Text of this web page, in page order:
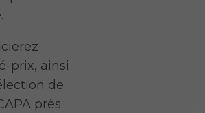
prix, ainsi
de
près